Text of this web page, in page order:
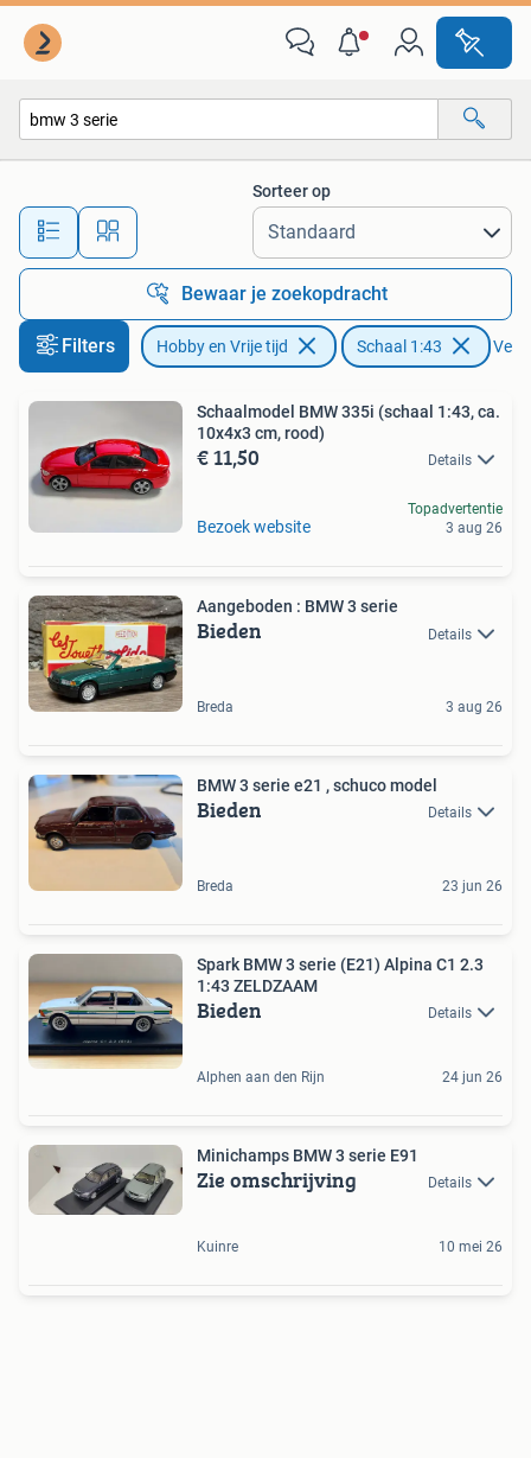
Alle afstanden…
Sorteer op
Bewaar je zoekopdracht
Filters Hobby en Vrije tijd Schaal 1:43
Schaalmodel BMW 335i (schaal 1:43, ca.
10x4x3 cm, rood)
€ 11,50 Details
Bezoek website
Topadvertentie
3 aug 26
Aangeboden : BMW 3 serie
Bieden Details
Breda 3 aug 26
BMW 3 serie e21 , schuco model
Bieden Details
Breda 23 jun 26
Spark BMW 3 serie (E21) Alpina C1 2.3
1:43 ZELDZAAM
Bieden Details
Alphen aan den Rijn 24 jun 26
Minichamps BMW 3 serie E91
Zie omschrijving Details
Kuinre 10 mei 26